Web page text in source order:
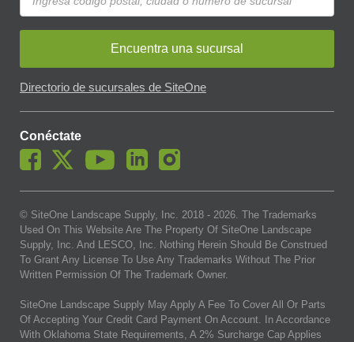
Encuentra una sucursal
Directorio de sucursales de SiteOne
Conéctate
© SiteOne Landscape Supply, Inc. 2018 - 2026 . The Trademarks
Used On This Website Are The Property Of SiteOne Landscape
Supply, Inc. And LESCO, Inc. Nothing Herein Should Be Construed
To Grant Any License To Use Any Trademarks Without The Prior
Written Permission Of The Trademark Owner.
SiteOne Landscape Supply May Apply A Fee To Cover All Or Parts
Of Accepting Your Credit Card Payment On Account. In Accordance
With Oklahoma State Requirements, A 2% Surcharge Cap Applies